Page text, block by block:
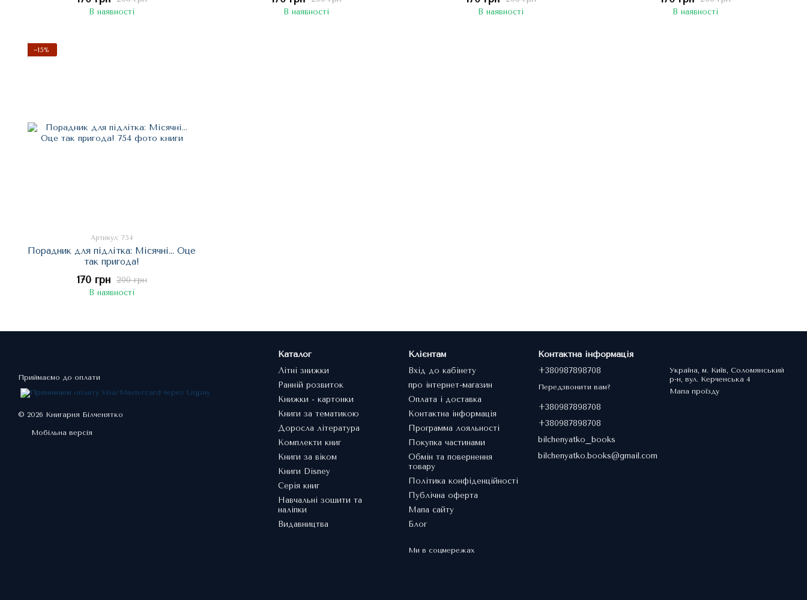
В наявності В наявності В наявності В наявності
−15%
Артикул: 754
Порадник для підлітка: Місячні... Оце
так пригода!
200 грн
170 грн
В наявності
Приймаємо до оплати
© 2026 Книгарня Білченятко
Мобільна версія
Каталог
Літні знижки
Ранній розвиток
Книжки - картонки
Книги за тематикою
Доросла література
Комплекти книг
Книги за віком
Книги Disney
Серія книг
Навчальні зошити та
наліпки
Видавництва
Клієнтам
Вхід до кабінету
про інтернет-магазин
Оплата і доставка
Контактна інформація
Программа лояльності
Покупка частинами
Обмін та повернення
товару
Політика конфіденційності
Публічна оферта
Мапа сайту
Блог
Ми в соцмережах
Контактна інформація
+380987898708
Передзвонити вам?
+380987898708
+380987898708
bilchenyatko_books
bilchenyatko.books@gmail.com
Україна, м. Київ, Соломянський
р-н, вул. Керченська 4
Мапа проїзду